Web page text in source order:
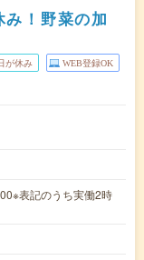
！野菜の加
が休み WEB登録OK
表記のうち実働2時